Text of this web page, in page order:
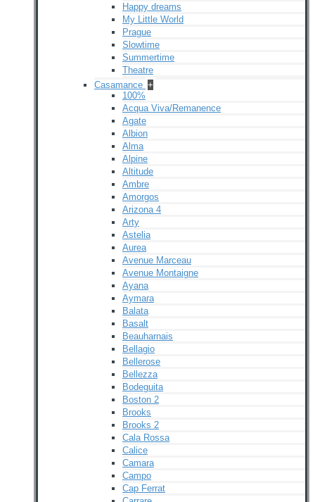
Happy dreams
My Little World
Prague
Slowtime
Summertime
Theatre
Casamance +
100%
Acqua Viva/Remanence
Agate
Albion
Alma
Alpine
Altitude
Ambre
Amorgos
Arizona 4
Arty
Astelia
Aurea
Avenue Marceau
Avenue Montaigne
Ayana
Aymara
Balata
Basalt
Beauharnais
Bellagio
Bellerose
Bellezza
Bodeguita
Boston 2
Brooks
Brooks 2
Cala Rossa
Calice
Camara
Campo
Cap Ferrat